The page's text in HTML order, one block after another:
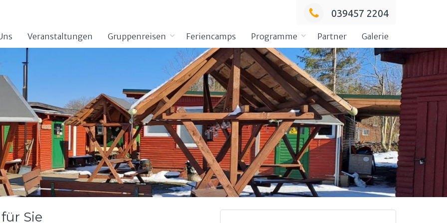
039457 2204
Veranstaltungen Gruppenreisen Feriencamps Programme Partner Galerie
Sie